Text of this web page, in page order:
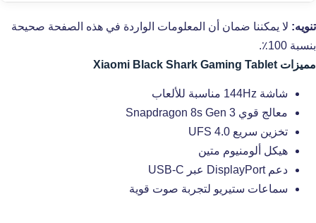
تنويه: لا يمكننا ضمان أن المعلومات الواردة في هذه الصفحة صحيحة
بنسبة 100٪.
مميزات Xiaomi Black Shark Gaming Tablet
شاشة 144Hz مناسبة للألعاب
معالج قوي Snapdragon 8s Gen 3
تخزين سريع UFS 4.0
هيكل ألومنيوم متين
دعم DisplayPort عبر USB-C
سماعات ستيريو لتجربة صوت قوية